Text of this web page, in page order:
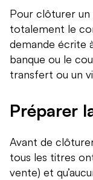
Pour clôturer
totalement le
demande écrite
banque ou le
transfert ou un
Préparer
Avant de
tous les titres
vente) et